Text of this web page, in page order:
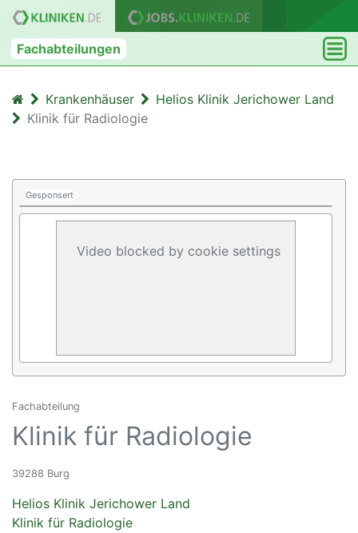
Fachabteilungen
Krankenhäuser
Helios Klinik Jerichower Land
Klinik für Radiologie
Gesponsert
Video blocked by cookie settings
Fachabteilung
Klinik für Radiologie
39288 Burg
Helios Klinik Jerichower Land
Klinik für Radiologie